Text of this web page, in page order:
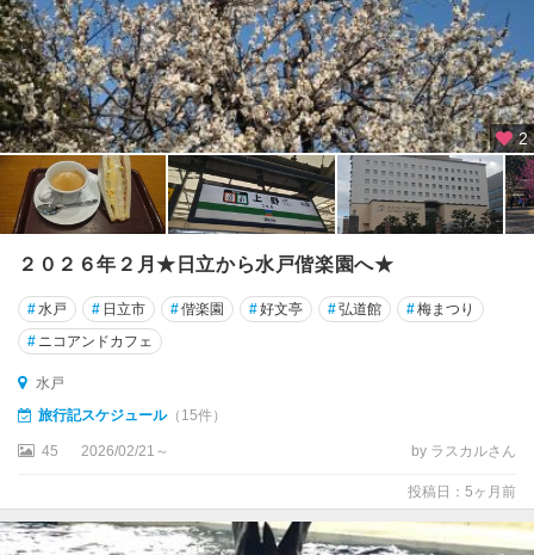
2
２０２６年２月★日立から水戸偕楽園へ★
#水戸 # 日立市 #偕楽園 #好文亭 #弘道館 #梅まつり
# ニコアンドカフェ
水戸
旅行記スケジュール（15件）
45 2026/02/21～ by ラスカルさん
投稿日：5ヶ月前